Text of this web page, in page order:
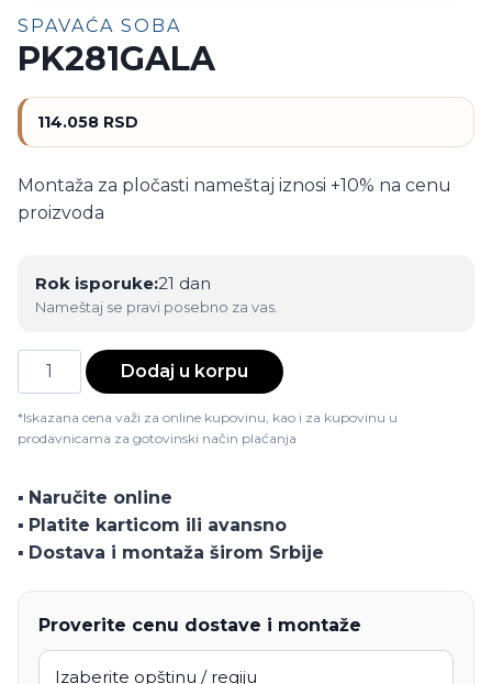
SPAVAĆA SOBA
PK281GALA
114.058 RSD
Montaža za pločasti nameštaj iznosi +10% na cenu
proizvoda
Rok isporuke:21 dan
Nameštaj se pravi posebno za vas.
PK281GALA
količina
Dodaj u korpu
*Iskazana cena važi za online kupovinu, kao i za kupovinu u
prodavnicama za gotovinski način plaćanja
▪️ Naručite online
▪️ Platite karticom ili avansno
▪️ Dostava i montaža širom Srbije
Proverite cenu dostave i montaže